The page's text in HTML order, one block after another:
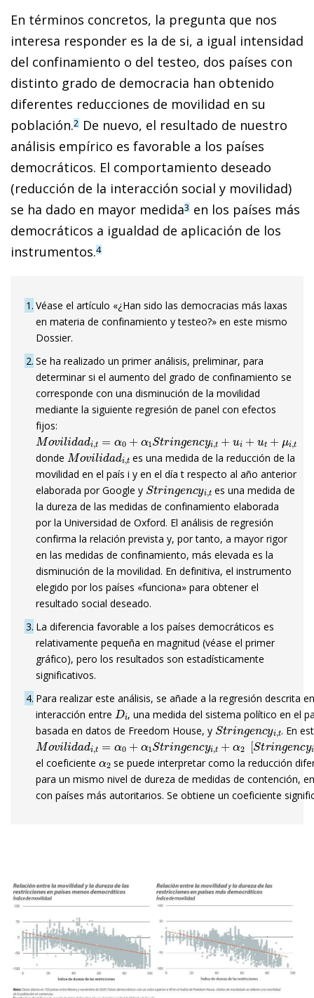
En términos concretos, la pregunta que nos
interesa responder es la de si, a igual intensidad
del confinamiento o del testeo, dos países con
distinto grado de democracia han obtenido
diferentes reducciones de movilidad en su
población.2 De nuevo, el resultado de nuestro
análisis empírico es favorable a los países
democráticos. El comportamiento deseado
(reducción de la interacción social y movilidad)
se ha dado en mayor medida3 en los países más
democráticos a igualdad de aplicación de los
instrumentos.4
1 Véase el artículo «¿Han sido las democracias más laxas
en materia de confinamiento y testeo?» en este mismo
Dossier.
2 Se ha realizado un primer análisis, preliminar, para
determinar si el aumento del grado de confinamiento se
corresponde con una disminución de la movilidad
mediante la siguiente regresión de panel con efectos
fijos:
Mov ilid d r g
donde
Movilidadi t
es una medida de la reducción de la
movilidad en el país i y en el día t respecto al año anterior
elaborada por Google y
Str ng encyi,t
es una medida de
la dureza de las medidas de confinamiento elaborada
por la Universidad de Oxford. El análisis de regresión
confirma la relación prevista y, por tanto, a mayor rigor
en las medidas de confinamiento, más elevada es la
disminución de la movilidad. En definitiva, el instrumento
elegido por los países «funciona» para obtener el
resultado social deseado.
3 La diferencia favorable a los países democráticos es
relativamente pequeña en magnitud (véase el primer
gráfico), pero los resultados son estadísticamente
significativos.
4 Para realizar este análisis, se añade a la regresión descrita
interacción entre
Di
, una medida del sistema político en el
basada en datos de Freedom House, y
Strin gencyi t
. En
Movilida di,t=α0+ α1Stringencyi ,t +α2[Stringen cy ,t×
el coeficiente
α2
se puede interpretar como la reducción
para un mismo nivel de dureza de medidas de contención,
con países más autoritarios. Se obtiene un coeficiente